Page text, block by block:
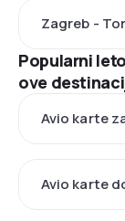
Zagreb -
Popularni
ove
Avio karte
Avio karte